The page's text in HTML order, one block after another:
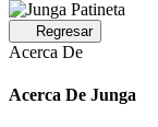
Regresar
Acerca De
Acerca De Junga